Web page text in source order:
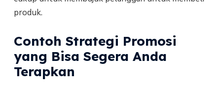
produk.
Contoh Strategi Promosi
yang Bisa Segera Anda
Terapkan